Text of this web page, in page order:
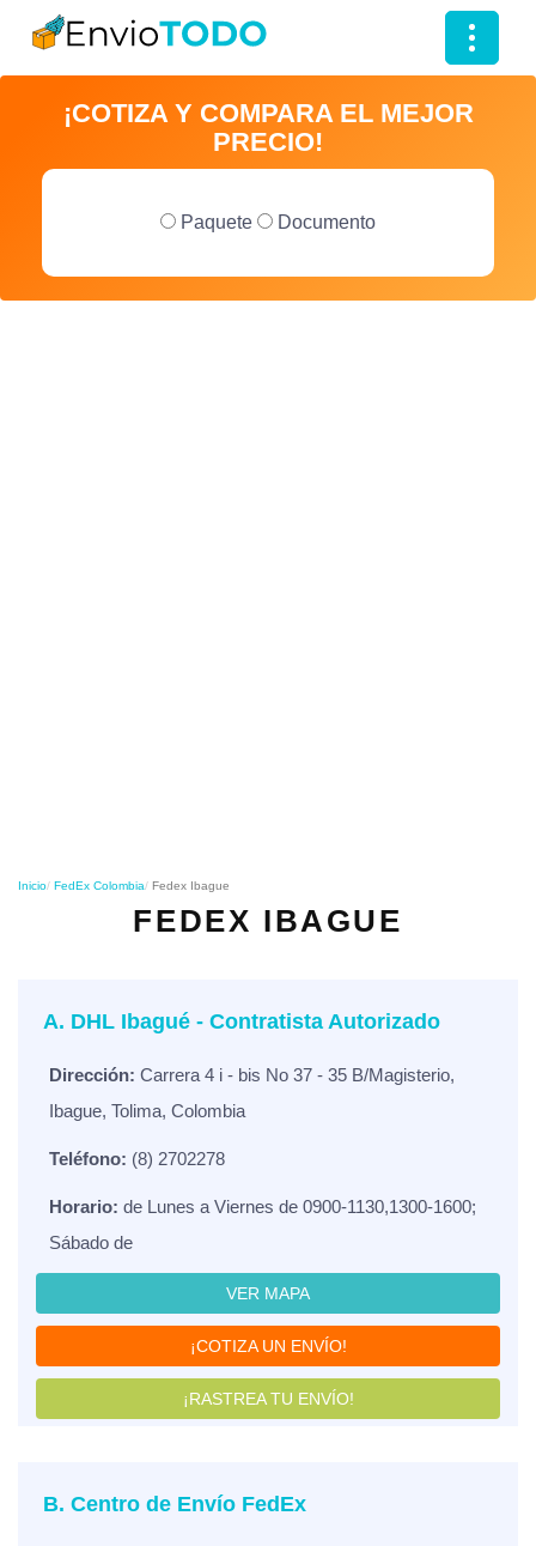
T
o
g
¡COTIZA Y COMPARA EL MEJOR
PRECIO!
Paquete Documento
Inicio FedEx Colombia Fedex Ibague
FEDEX IBAGUE
A. DHL Ibagué - Contratista Autorizado
Dirección: Carrera 4 i - bis No 37 - 35 B/Magisterio,
Ibague, Tolima, Colombia
Teléfono: (8) 2702278
Horario: de Lunes a Viernes de 0900-1130,1300-1600;
Sábado de
VER MAPA
¡COTIZA UN ENVÍO!
¡RASTREA TU ENVÍO!
B. Centro de Envío FedEx